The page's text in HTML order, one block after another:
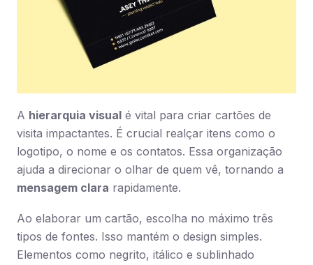
A hierarquia visual é vital para criar cartões de
visita impactantes. É crucial realçar itens como o
logotipo, o nome e os contatos. Essa organização
ajuda a direcionar o olhar de quem vê, tornando a
mensagem clara rapidamente.
Ao elaborar um cartão, escolha no máximo três
tipos de fontes. Isso mantém o design simples.
Elementos como negrito, itálico e sublinhado